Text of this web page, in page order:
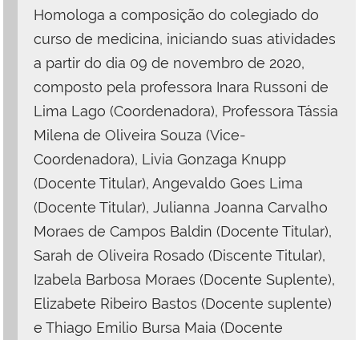
Homologa a composição do colegiado do
curso de medicina, iniciando suas atividades
a partir do dia 09 de novembro de 2020,
composto pela professora Inara Russoni de
Lima Lago (Coordenadora), Professora Tássia
Milena de Oliveira Souza (Vice-
Coordenadora), Livia Gonzaga Knupp
(Docente Titular), Angevaldo Goes Lima
(Docente Titular), Julianna Joanna Carvalho
Moraes de Campos Baldin (Docente Titular),
Sarah de Oliveira Rosado (Discente Titular),
Izabela Barbosa Moraes (Docente Suplente),
Elizabete Ribeiro Bastos (Docente suplente)
e Thiago Emilio Bursa Maia (Docente